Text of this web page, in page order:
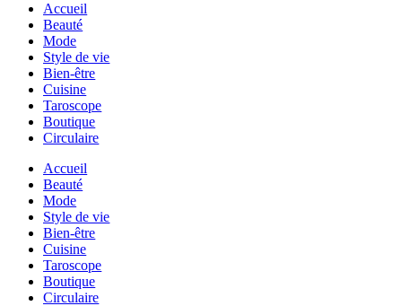
Accueil
Beauté
Mode
Style de vie
Bien-être
Cuisine
Taroscope
Boutique
Circulaire
Accueil
Beauté
Mode
Style de vie
Bien-être
Cuisine
Taroscope
Boutique
Circulaire